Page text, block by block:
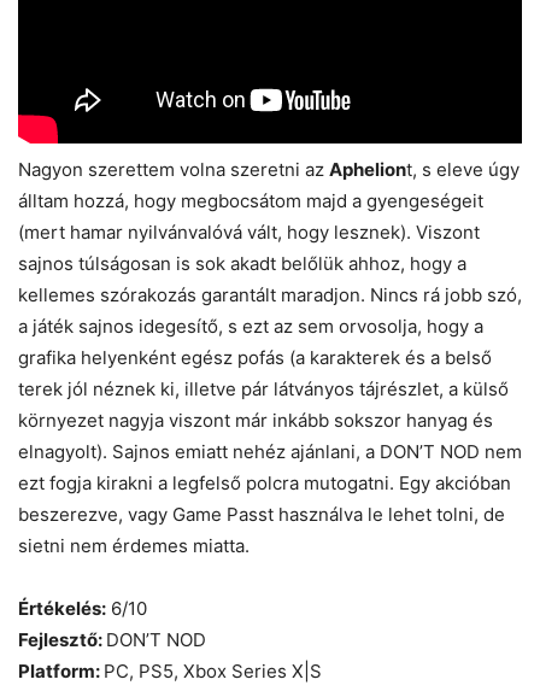
Nagyon szerettem volna szeretni az Apheliont, s eleve úgy
álltam hozzá, hogy megbocsátom majd a gyengeségeit
(mert hamar nyilvánvalóvá vált, hogy lesznek). Viszont
sajnos túlságosan is sok akadt belőlük ahhoz, hogy a
kellemes szórakozás garantált maradjon. Nincs rá jobb szó,
a játék sajnos idegesítő, s ezt az sem orvosolja, hogy a
grafika helyenként egész pofás (a karakterek és a belső
terek jól néznek ki, illetve pár látványos tájrészlet, a külső
környezet nagyja viszont már inkább sokszor hanyag és
elnagyolt). Sajnos emiatt nehéz ajánlani, a DON’T NOD nem
ezt fogja kirakni a legfelső polcra mutogatni. Egy akcióban
beszerezve, vagy Game Passt használva le lehet tolni, de
sietni nem érdemes miatta.
Értékelés: 6/10
Fejlesztő: DON’T NOD
Platform: PC, PS5, Xbox Series X|S